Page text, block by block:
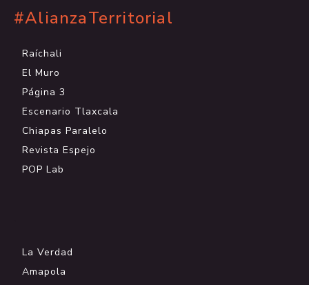
#AlianzaTerritorial
Raíchali
El Muro
Página 3
Escenario Tlaxcala
Chiapas Paralelo
Revista Espejo
POP Lab
La Verdad
Amapola